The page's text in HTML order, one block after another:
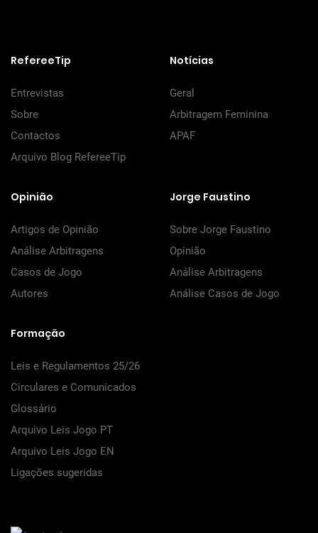
RefereeTip
Entrevistas
Sobre
Contactos
Arquivo Blog RefereeTip
Notícias
Geral
Arbitragem Feminina
APAF
Opinião
Artigos de Opinião
Análise Arbitragens
Casos de Jogo
Autores
Jorge Faustino
Sobre Jorge Faustino
Opinião
Análise Arbitragens
Análise Casos de Jogo
Formação
Leis e Regulamentos 25/26
Circulares e Comunicados
Glossário
Arquivo Leis Jogo PT
Arquivo Leis Jogo EN
Ligações sugeridas